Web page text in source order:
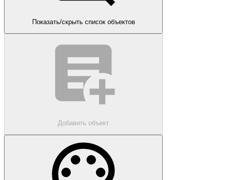
Показать/скрыть список объектов
Добавить объект